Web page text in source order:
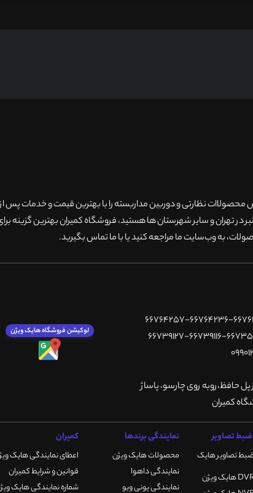
سابقه فروش محصولاات نظارتی و دوربین مداربسته را با بهترین قیمت و
در تهران و سایر شهرستان ها هستید، فروشگاه کمیران بهترین گزینه
به وب‌سایت ما مراجعه کنید یا با ما تماس بگیرید.
پل حافظ،روبه روی چارسو، پاساژ
لوکیشن فروشگاه هایک ویژن
تصاویر
تصاویر هایک
نمایندگی برندها
محصولات هایک ویژن
نمایندگی داهوا
نمایندگی یونی ویو
کمیران
اعطای نمایندگی هایک
قوانین و شرایط کمیران
شماره نمایندگی هایک